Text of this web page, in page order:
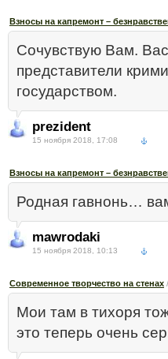
Взносы на капремонт –
Сочувствую Вам.
представители
государством.
prezident
15 ноября 2018, 17:08
Взносы на капремонт –
Родная гавнонь…
mawrodaki
15 ноября 2018, 10:13
Современное творчество на стенах /
Мои там в тихоря
это теперь очень